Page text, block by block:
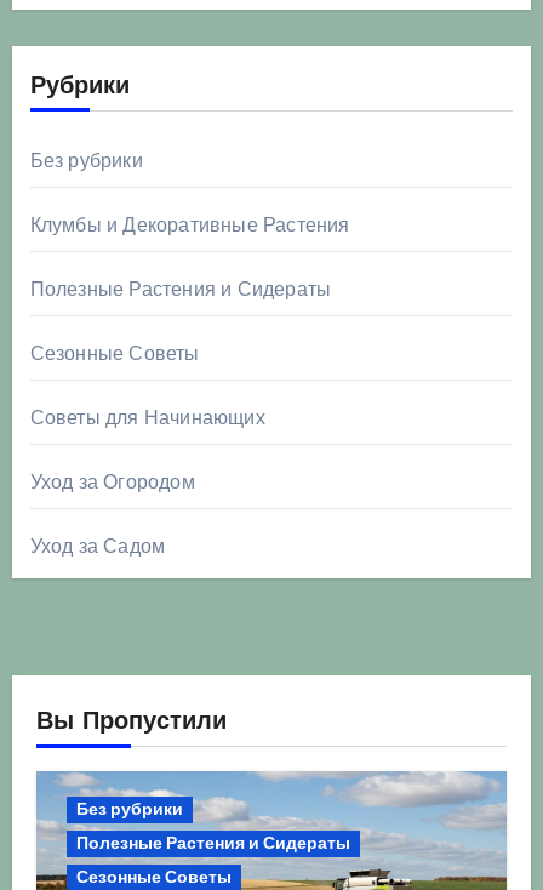
Рубрики
Без рубрики
Клумбы и Декоративные Растения
Полезные Растения и Сидераты
Сезонные Советы
Советы для Начинающих
Уход за Огородом
Уход за Садом
Вы Пропустили
Без рубрики
Полезные Растения и Сидераты
Сезонные Советы